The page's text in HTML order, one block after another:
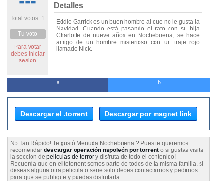
Total votos: 1
Tu voto
Para votar
debes iniciar
sesión
Detalles
Eddie Garrick es un buen hombre al que no le gusta la
Navidad. Cuando está pasando el rato con su hija
Charlotte de nueve años en Nochebuena, se hace
amigo de un hombre misterioso con un traje rojo
llamado Nick.
Descargar el .torrent Descargar por magnet link
No Tan Rápido! Te gustó Menuda Nochebuena ? Pues te queremos
recomendar descargar operación napoleón por torrent o si gustas visita
la seccion de peliculas de terror y disfruta de todo el contenido!
Recuerda que en elitetorrent somos parte de todos de la misma familia, si
deseas alguna otra pelicula o serie solo debes contactarnos y pedirnos
para que se publique y puedas disfrutarla.